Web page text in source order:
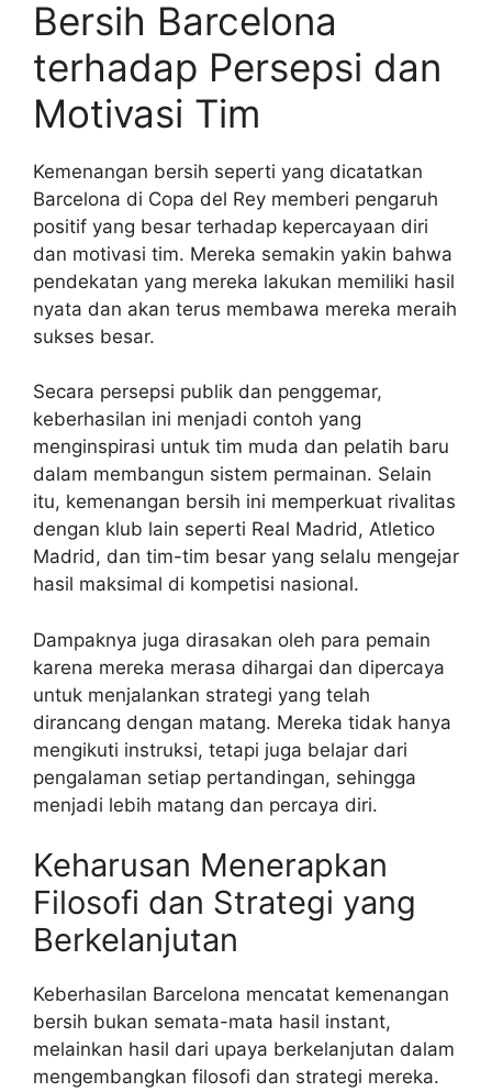
Bersih Barcelona
terhadap Persepsi dan
Motivasi Tim
Kemenangan bersih seperti yang dicatatkan
Barcelona di Copa del Rey memberi pengaruh
positif yang besar terhadap kepercayaan diri
dan motivasi tim. Mereka semakin yakin bahwa
pendekatan yang mereka lakukan memiliki hasil
nyata dan akan terus membawa mereka meraih
sukses besar.
Secara persepsi publik dan penggemar,
keberhasilan ini menjadi contoh yang
menginspirasi untuk tim muda dan pelatih baru
dalam membangun sistem permainan. Selain
itu, kemenangan bersih ini memperkuat rivalitas
dengan klub lain seperti Real Madrid, Atletico
Madrid, dan tim-tim besar yang selalu mengejar
hasil maksimal di kompetisi nasional.
Dampaknya juga dirasakan oleh para pemain
karena mereka merasa dihargai dan dipercaya
untuk menjalankan strategi yang telah
dirancang dengan matang. Mereka tidak hanya
mengikuti instruksi, tetapi juga belajar dari
pengalaman setiap pertandingan, sehingga
menjadi lebih matang dan percaya diri.
Keharusan Menerapkan
Filosofi dan Strategi yang
Berkelanjutan
Keberhasilan Barcelona mencatat kemenangan
bersih bukan semata-mata hasil instant,
melainkan hasil dari upaya berkelanjutan dalam
mengembangkan filosofi dan strategi mereka.